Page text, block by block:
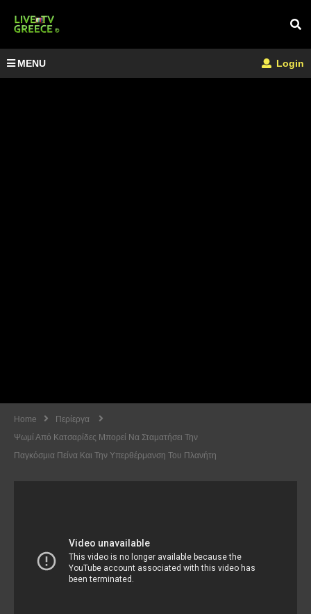
MENU Login
Home
Περίεργα
Ψωμί Από Κατσαρίδες Μπορεί Να Σταματήσει Την
Παγκόσμια Πείνα Και Την Υπερθέρμανση Του Πλανήτη